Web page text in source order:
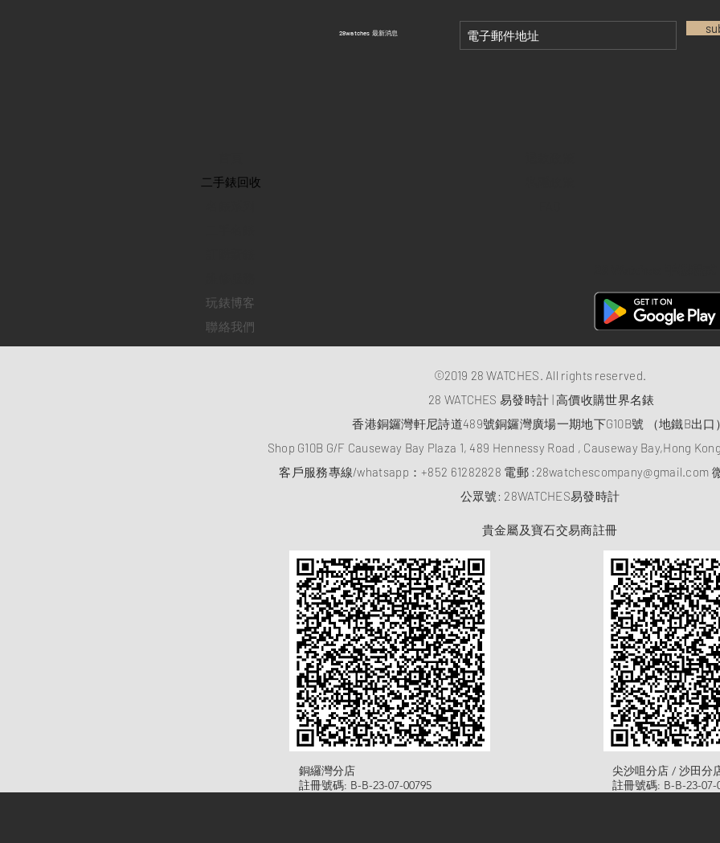
​28watches 最新消息
​二手錶回收
玩錶博客
聯絡我們
©2019 28 WATCHES. All rights reserved.
28 WATCHES 易發時計 | 高價收購世界名錶
香港銅鑼灣軒尼詩道489號銅鑼灣廣場一期地下G10B號 （地鐵B出口）
Shop G10B G/F Causeway Bay Plaza 1, 489 Hennessy Road , Causeway Bay,Hong Kong
客戶服務專線/whatsapp：+852 61282828 電郵 : 28watchescompany@gmail.com
​公眾號: 28WATCHES易發時計
貴金屬及寶石交易商註冊
​銅纙灣分店
註冊號碼: B-B-23-07-00795
尖沙咀分店 / 沙田分
註冊號碼: B-B-23-07-